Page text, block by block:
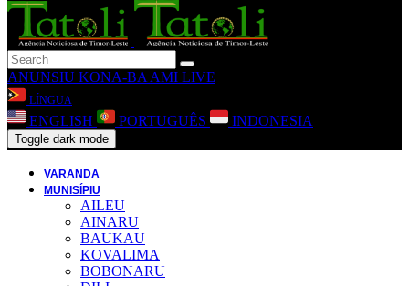
ANUNSIU KONA-BA AMI LIVE
LÍNGUA
ENGLISH PORTUGUÊS INDONESIA
Toggle dark mode
VARANDA
MUNISÍPIU
AILEU
AINARU
BAUKAU
KOVALIMA
BOBONARU